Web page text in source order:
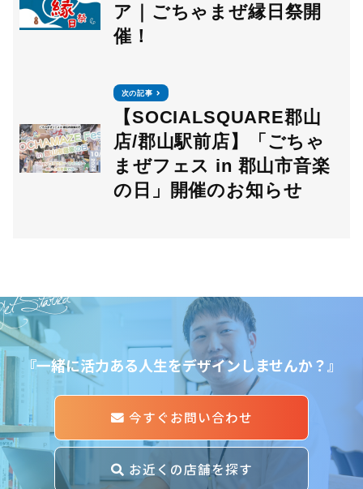
ア｜ごちゃまぜ縁日祭開
催！
次の記事
【SOCIALSQUARE郡山
店/郡山駅前店】「ごちゃ
まぜフェス in 郡山市音楽
の日」開催のお知らせ
Started
『一緒に活力ある人生をデザインしませんか？』
今すぐお問い合わせ
お近くの店舗を探す